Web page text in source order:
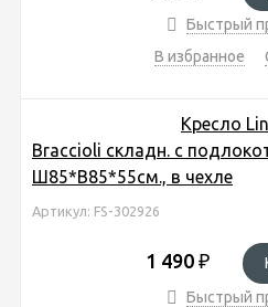
Быстрый
В избранное
Кресло
Braccioli складн. с
Ш85*В85*55см., в чехле
Артикул: FS-302926
1 490 ₽
Быстрый